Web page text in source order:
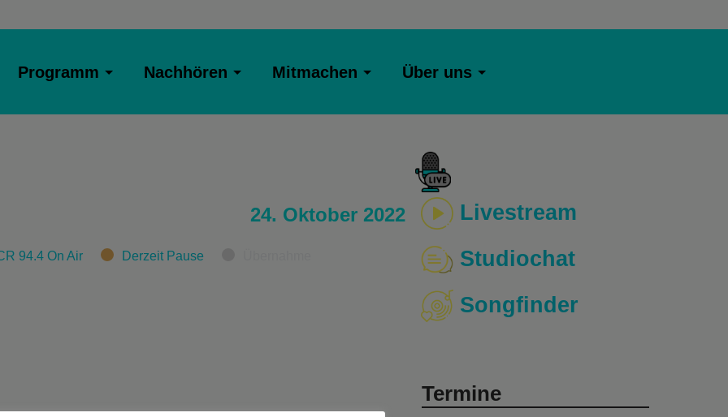
Programm Nachhören Mitmachen Über uns
24. Oktober 2022
94.4 On Air Derzeit Pause
Livestream
Studiochat
Songfinder
Termine